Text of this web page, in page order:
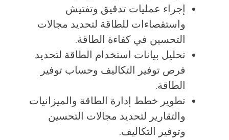
إجراء عمليات تدقيق وتفتيش
واستقصاءات للطاقة لتحديد مجالات
التحسين في كفاءة الطاقة.
تحليل بيانات استخدام الطاقة لتحديد
فرص توفير التكاليف وحساب توفير
الطاقة.
تطوير خطط إدارة الطاقة والميزانيات
والتقارير لتحديد مجالات التحسين
وتوفير التكاليف.